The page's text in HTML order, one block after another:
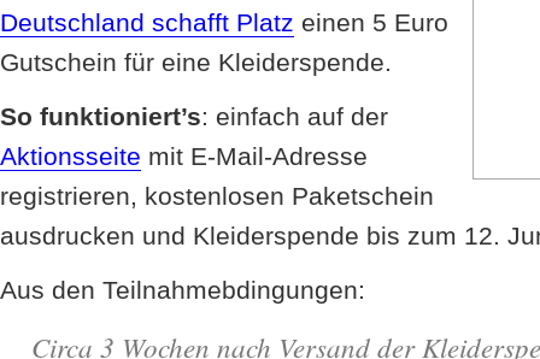
Deutschland schafft Platz einen 5 Euro
Gutschein für eine Kleiderspende.
So funktioniert’s: einfach auf der
Aktionsseite mit E-Mail-Adresse
registrieren, kostenlosen Paketschein
ausdrucken und Kleiderspende bis zum 12.
Aus den Teilnahmebdingungen:
Circa 3 Wochen nach Versand der